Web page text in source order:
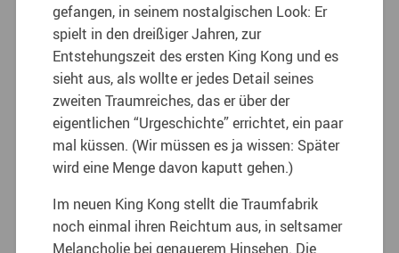
gefangen, in seinem nostalgischen Look: Er
spielt in den dreißiger Jahren, zur
Entstehungszeit des ersten King Kong und es
sieht aus, als wollte er jedes Detail seines
zweiten Traumreiches, das er über der
eigentlichen “Urgeschichte” errichtet, ein paar
mal küssen. (Wir müssen es ja wissen: Später
wird eine Menge davon kaputt gehen.)
Im neuen King Kong stellt die Traumfabrik
noch einmal ihren Reichtum aus, in seltsamer
Melancholie bei genauerem Hinsehen. Die